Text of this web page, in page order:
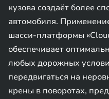
кузова создаёт более
автомобиля.
шасси-платформы
обеспечивает
любых дорожных
передвигаться на
крены в поворотах,